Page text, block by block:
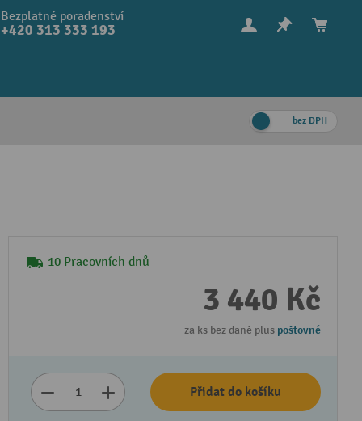
Bezplatné poradenství
+420 313 333 193
bez DPH
10 Pracovních dnů
3 440 Kč
za ks bez daně plus poštovné
Přidat do košíku